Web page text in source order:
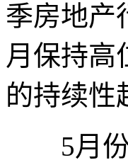
季房地产
月保持高
的持续性
5月份